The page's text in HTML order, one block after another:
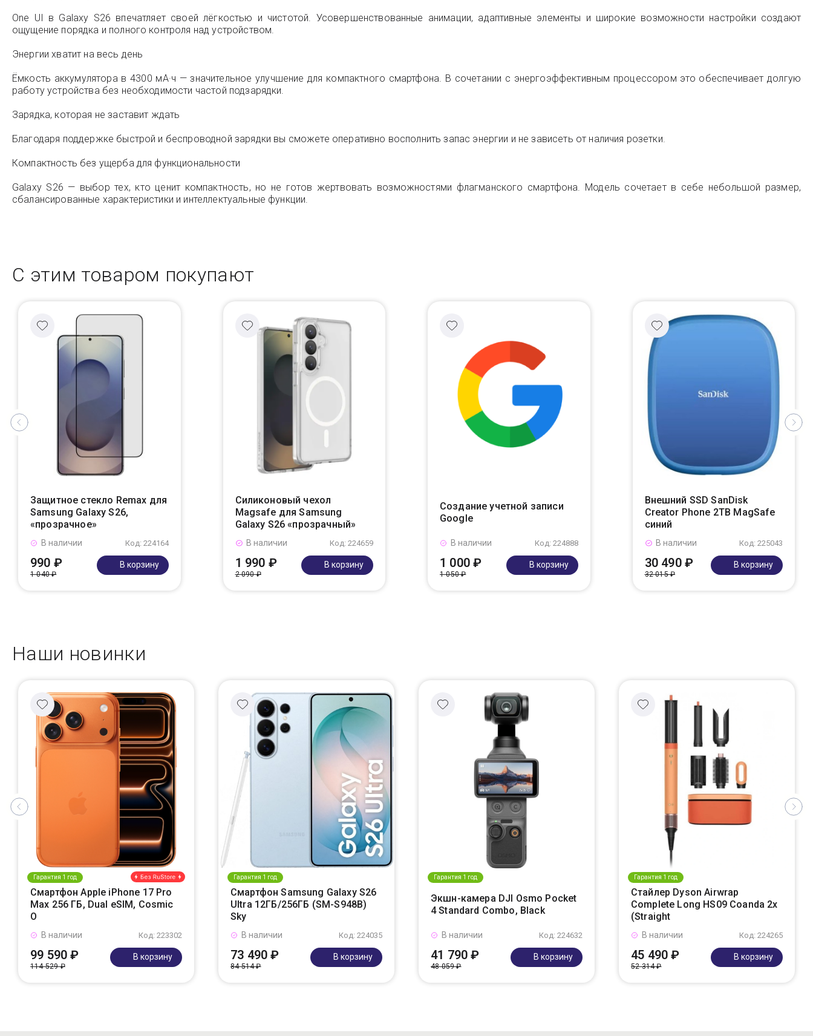
One UI в Galaxy S26 впечатляет своей лёгкостью и чистотой. Усовершенствованные анимации, адаптивные элементы и широкие возможности настройки создают
ощущение порядка и полного контроля над устройством.
Энергии хватит на весь день
Ёмкость аккумулятора в 4300 мА·ч — значительное улучшение для компактного смартфона. В сочетании с энергоэффективным процессором это обеспечивает долгую
работу устройства без необходимости частой подзарядки.
Зарядка, которая не заставит ждать
Благодаря поддержке быстрой и беспроводной зарядки вы сможете оперативно восполнить запас энергии и не зависеть от наличия розетки.
Компактность без ущерба для функциональности
Galaxy S26 — выбор тех, кто ценит компактность, но не готов жертвовать возможностями флагманского смартфона. Модель сочетает в себе небольшой размер,
сбалансированные характеристики и интеллектуальные функции.
С этим товаром покупают
Защитное стекло Remax для
Samsung Galaxy S26,
«прозрачное»
Код: 224164
В наличии
990 ₽
1 040 ₽
В корзину
Силиконовый чехол
Magsafe для Samsung
Galaxy S26 «прозрачный»
Код: 224659
В наличии
1 990 ₽
2 090 ₽
В корзину
Создание учетной записи
Google
Код: 224888
В наличии
1 000 ₽
1 050 ₽
В корзину
Внешний SSD SanDisk
Creator Phone 2TB MagSafe
синий
Код: 225043
В наличии
30 490 ₽
32 015 ₽
В корзину
Наши новинки
Гарантия 1 год
Смартфон Apple iPhone 17 Pro
Max 256 ГБ, Dual eSIM, Cosmic
O
Код: 223302
В наличии
99 590 ₽
114 529 ₽
В корзину
Гарантия 1 год
Смартфон Samsung Galaxy S26
Ultra 12ГБ/256ГБ (SM-S948B)
Sky
Код: 224035
В наличии
73 490 ₽
84 514 ₽
В корзину
Гарантия 1 год
Экшн-камера DJI Osmo Pocket
4 Standard Combo, Black
Код: 224632
В наличии
41 790 ₽
48 059 ₽
В корзину
Гарантия 1 год
Стайлер Dyson Airwrap
Complete Long HS09 Coanda 2x
(Straight
Код: 224265
В наличии
45 490 ₽
52 314 ₽
В корзину